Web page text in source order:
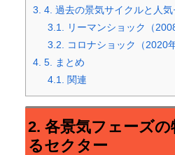
3. 4. 過去の景気サイクルと人気
3.1.
リーマンショック（
3.2.
コロナショック（2020
4. 5. まとめ
4.1.
関連
2. 各景気フェーズ
るセクター